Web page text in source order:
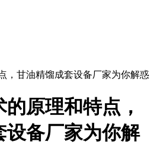
，甘油精馏成套设备厂家为你解惑
原理和特点，
设备厂家为你解